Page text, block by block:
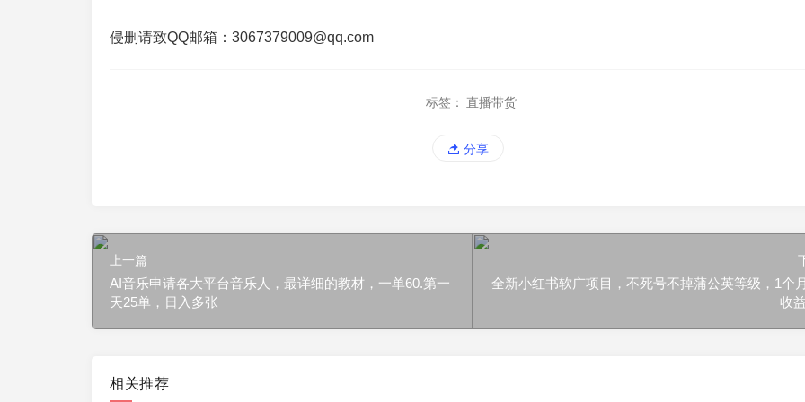
侵删请致QQ邮箱：3067379009@qq.com
标签： 直播带货
分享
上一篇
AI音乐申请各大平台音乐人，最详细的教材，一单60.第一
天25单，日入多张
全新小红书软广项目，不死号不掉蒲公英等级，1个
收
相关推荐